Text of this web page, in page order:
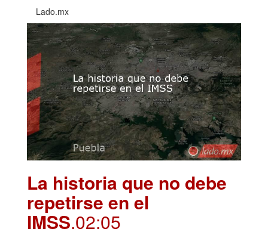
Lado.mx
La historia que no debe
repetirse en el
IMSS.02:05